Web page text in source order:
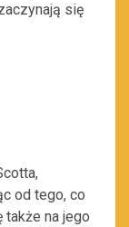
się
od tego, co
także na jego